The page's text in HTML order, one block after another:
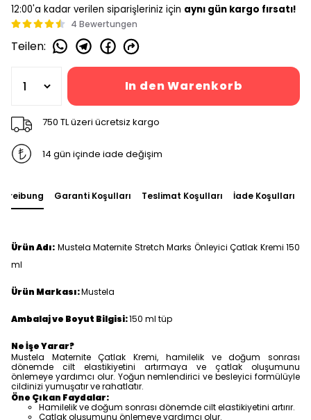
12:00'a kadar verilen siparişleriniz için aynı gün kargo fırsatı!
4 Bewertungen
Teilen:
In den Warenkorb
750 TL üzeri ücretsiz kargo
14 gün içinde iade değişim
Garanti Koşulları Teslimat Koşulları İade Koşulları
Ürün Adı: Mustela Maternite Stretch Marks Önleyici Çatlak Kremi 150
ml
Ürün Markası:Mustela
Ambalaj ve Boyut Bilgisi:150 ml tüp
Ne İşe Yarar?
Mustela Maternite Çatlak Kremi, hamilelik ve doğum sonrası
dönemde cilt elastikiyetini artırmaya ve çatlak oluşumunu
önlemeye yardımcı olur. Yoğun nemlendirici ve besleyici formülüyle
cildinizi yumuşatır ve rahatlatır.
Öne Çıkan Faydalar:
Hamilelik ve doğum sonrası dönemde cilt elastikiyetini artırır.
Çatlak oluşumunu önlemeye yardımcı olur.